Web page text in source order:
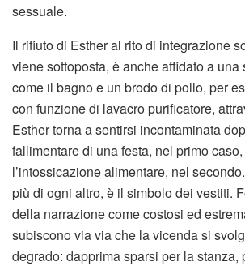
sessuale.
Il rifiuto di Esther al rito di integrazione
viene sottoposta, è anche affidato a una
come il bagno e un brodo di pollo, per
con funzione di lavacro purificatore,
Esther torna a sentirsi incontaminata
fallimentare di una festa, nel primo
l’intossicazione alimentare, nel
più di ogni altro, è il simbolo dei vestiti.
della narrazione come costosi ed
subiscono via via che la vicenda si
degrado: dapprima sparsi per la stanza,